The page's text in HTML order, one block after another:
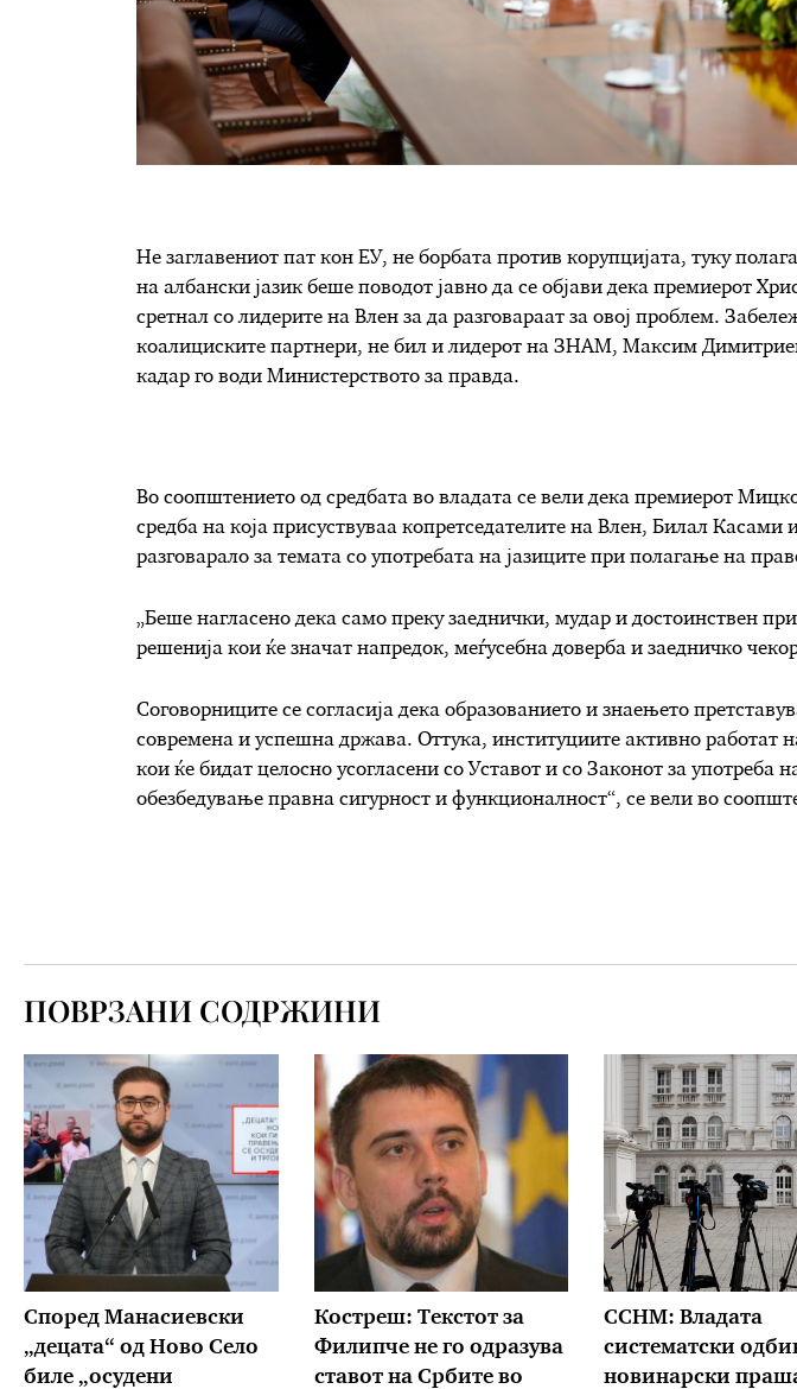
Не заглавениот пат кон ЕУ, не борбата против корупцијата, туку
на албански јазик беше поводот јавно да се објави дека премиерот
сретнал со лидерите на Влен за да разговараат за овој проблем.
коалициските партнери, не бил и лидерот на ЗНАМ, Максим
кадар го води Министерството за правда.
Во соопштението од средбата во владата се вели дека премиерот
средба на која присуствуваа копретседателите на Влен, Билал Касами
разговарало за темата со употребата на јазиците при полагање на
„Беше нагласено дека само преку заеднички, мудар и достоинствен
решенија кои ќе значат напредок, меѓусебна доверба и заедничко
Соговорниците се согласија дека образованието и знаењето
современа и успешна држава. Оттука, институциите активно работат
кои ќе бидат целосно усогласени со Уставот и со Законот за употреба
обезбедување правна сигурност и функционалност“, се вели во
ПОВРЗАНИ СОДРЖИНИ
Според Манасиевски
„децата“ од Ново Село
биле „осудени
Костреш: Текстот за
Филипче не го одразува
ставот на Србите во
ССНМ: Владата
систематски
новинарски